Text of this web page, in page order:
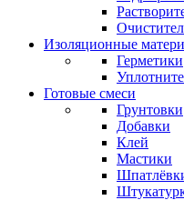
Изоляционные
Герметики
Готовые смеси
Грунтовки
Добавки
Клей
Мастики